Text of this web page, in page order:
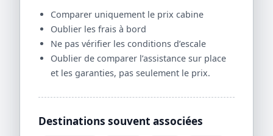
Comparer uniquement le prix cabine
Oublier les frais à bord
Ne pas vérifier les conditions d’escale
Oublier de comparer l’assistance sur place
et les garanties, pas seulement le prix.
Destinations souvent associées